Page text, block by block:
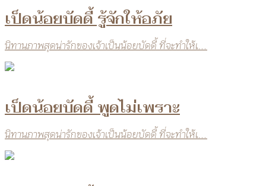
เป็ดน้อยบัดดี้ รู้จักให้อภัย
นิทานภาพสุดน่ารักของเจ้าเป็นน้อยบัดดี้ ที่จะทำให้เ...
เป็ดน้อยบัดดี้ พูดไม่เพราะ
นิทานภาพสุดน่ารักของเจ้าเป็นน้อยบัดดี้ ที่จะทำให้เ...